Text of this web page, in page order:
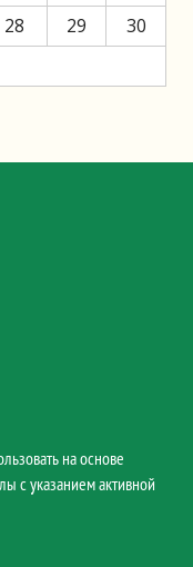
28 29
30
на основе
с указанием активной